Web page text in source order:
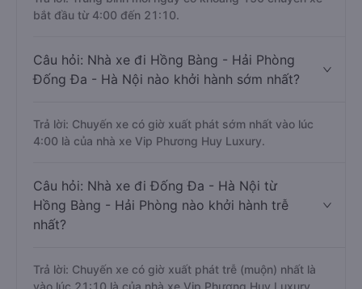
bắt đầu từ 4:00 đến 21:10.
Câu hỏi: Nhà xe đi Hồng Bàng - Hải Phòng
Đống Đa - Hà Nội nào khởi hành sớm nhất?
Trả lời: Chuyến xe có giờ xuất phát sớm nhất vào lúc
4:00 là của nhà xe Vip Phương Huy Luxury.
Câu hỏi: Nhà xe đi Đống Đa - Hà Nội từ
Hồng Bàng - Hải Phòng nào khởi hành trễ
nhất?
Trả lời: Chuyến xe có giờ xuất phát trễ (muộn) nhất là
vào lúc 21:10 là của nhà xe Vip Phương Huy Luxury.